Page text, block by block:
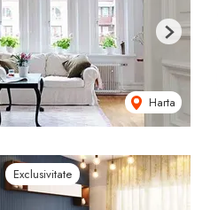
Harta
Next
Exclusivitate